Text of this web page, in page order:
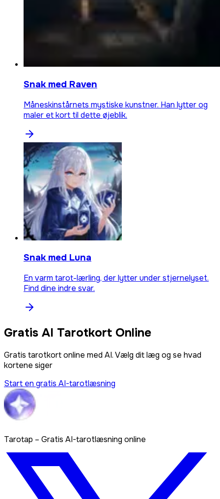
Snak med Raven
Måneskinstårnets mystiske kunstner. Han lytter og
maler et kort til dette øjeblik.
Snak med Luna
En varm tarot-lærling, der lytter under stjernelyset.
Find dine indre svar.
Gratis AI Tarotkort Online
Gratis tarotkort online med AI. Vælg dit læg og se hvad
kortene siger
Start en gratis AI-tarotlæsning
Tarotap – Gratis AI-tarotlæsning online